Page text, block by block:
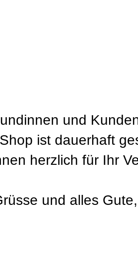
und
ist dauerhaft
herzlich für Ihr
und alles